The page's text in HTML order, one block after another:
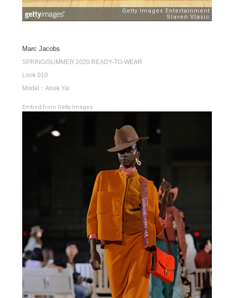
Marc Jacobs
SPRING/SUMMER 2020 READY-TO-WEAR
Look 010
Model：Anok Yai
Embed from Getty Images